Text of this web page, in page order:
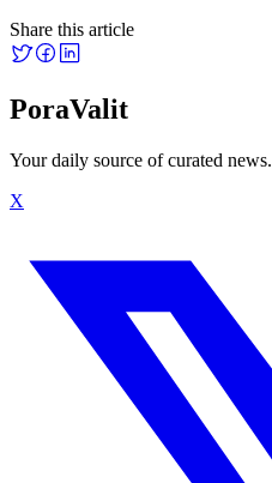
Share this article
PoraValit
Your daily source of curated news.
X